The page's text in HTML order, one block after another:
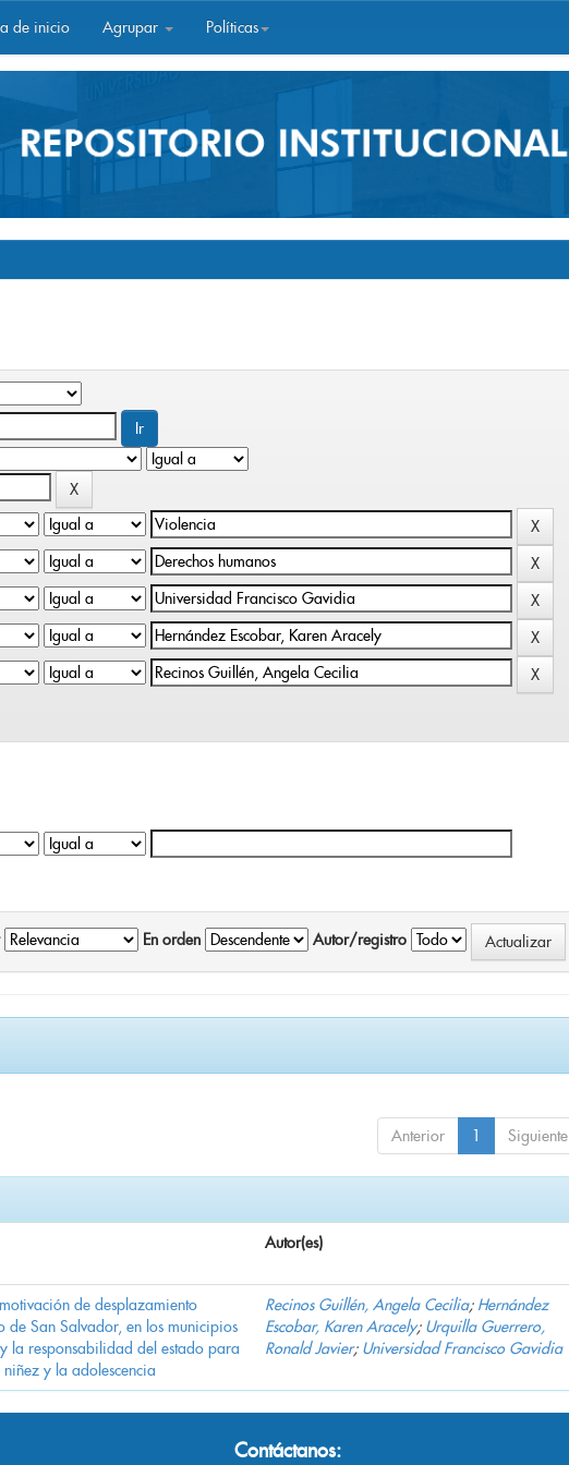
de inicio Agrupar Políticas
En orden Autor/registro
Anterior 1 Siguiente
Autor(es)
de desplazamiento
San Salvador, en los municipios
la responsabilidad del estado para
y la adolescencia
Recinos Guillén, Angela Cecilia; Hernández
Escobar, Karen Aracely; Urquilla Guerrero,
Ronald Javier; Universidad Francisco Gavidia
Contáctanos: